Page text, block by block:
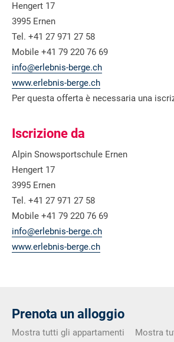
Hengert 17
3995 Ernen
Tel. +41 27 971 27 58
Mobile +41 79 220 76 69
info@erlebnis-berge.ch
www.erlebnis-berge.ch
Per questa offerta è necessaria una
Iscrizione da
Alpin Snowsportschule Ernen
Hengert 17
3995 Ernen
Tel. +41 27 971 27 58
Mobile +41 79 220 76 69
info@erlebnis-berge.ch
www.erlebnis-berge.ch
Prenota un alloggio
Mostra tutti gli appartamenti Mostra